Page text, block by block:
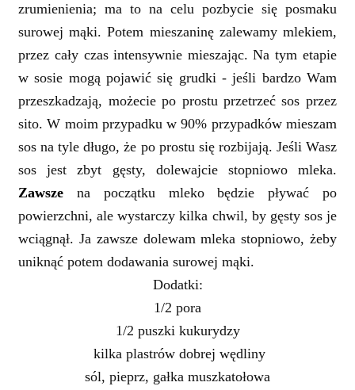
zrumienienia; ma to na celu pozbycie się posmaku
surowej mąki. Potem mieszaninę zalewamy mlekiem,
przez cały czas intensywnie mieszając. Na tym etapie
w sosie mogą pojawić się grudki - jeśli bardzo Wam
przeszkadzają, możecie po prostu przetrzeć sos przez
sito. W moim przypadku w 90% przypadków mieszam
sos na tyle długo, że po prostu się rozbijają. Jeśli Wasz
sos jest zbyt gęsty, dolewajcie stopniowo mleka.
Zawsze na początku mleko będzie pływać po
powierzchni, ale wystarczy kilka chwil, by gęsty sos je
wciągnął. Ja zawsze dolewam mleka stopniowo, żeby
uniknąć potem dodawania surowej mąki.
Dodatki:
1/2 pora
1/2 puszki kukurydzy
kilka plastrów dobrej wędliny
sól, pieprz, gałka muszkatołowa